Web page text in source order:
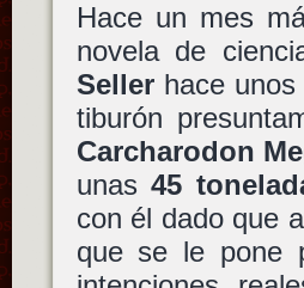
Hace un mes
novela de
Sellerhace unos
tiburón
Carcharodon
unas45
con él dado que
que se le pone